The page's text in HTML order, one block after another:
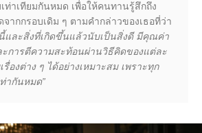
ท่าเทียมกันหมด เพื่อให้คนทานรู้สึกถึง
ากกรอบเดิม ๆ ตามคำกล่าวของเธอที่ว่า
และสิ่งที่เกิดขึ้นแล้วนับเป็นสิ่งดี มีคุณค่า
การตีความสะท้อนผ่านวิธีคิดของแต่ละ
องต่าง ๆ ได้อย่างเหมาะสม เพราะทุก
ากันหมด”